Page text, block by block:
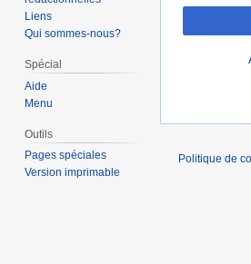
Liens
Qui sommes-nous?
Spécial
Aide
Menu
Outils
Pages spéciales
Version imprimable
Politique de